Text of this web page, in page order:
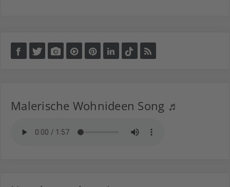
Malerische Wohnideen Song ♬